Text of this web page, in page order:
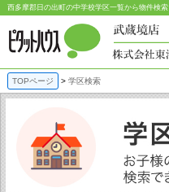
TOPページ 学区検索